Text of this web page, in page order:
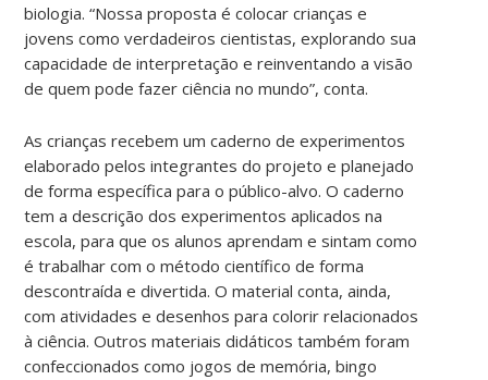
biologia. “Nossa proposta é colocar crianças e
jovens como verdadeiros cientistas, explorando sua
capacidade de interpretação e reinventando a visão
de quem pode fazer ciência no mundo”, conta.
As crianças recebem um caderno de experimentos
elaborado pelos integrantes do projeto e planejado
de forma específica para o público-alvo. O caderno
tem a descrição dos experimentos aplicados na
escola, para que os alunos aprendam e sintam como
é trabalhar com o método científico de forma
descontraída e divertida. O material conta, ainda,
com atividades e desenhos para colorir relacionados
à ciência. Outros materiais didáticos também foram
confeccionados como jogos de memória, bingo